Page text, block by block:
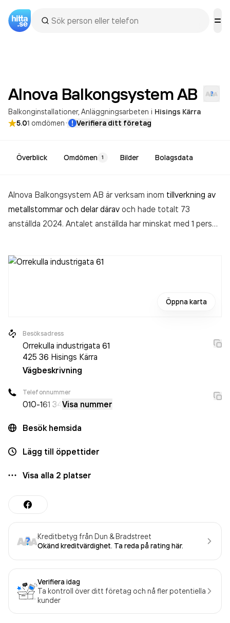
Alnova BalkongsystemAB
Balkonginstallationer Anläggningsarbeten i Hisings Kärra
5.01 omdömen· Verifiera ditt företag
Överblick Omdömen 1 Bilder Bolagsdata
Alnova Balkongsystem AB är verksam inom tillverkning av
metallstommar och delar därav och hade totalt 73
anställda 2024. Antalet anställda har minskat med 1 person
Alnova Balkongsystem AB
Öppna karta
Besöksadress
Orrekulla industrigata 61
425 36 Hisings Kärra
Vägbeskrivning
Telefonnummer
010-161 34 Visa nummer
Besök hemsida
Lägg till öppettider
Visa alla 2 platser
Kreditbetyg från Dun & Bradstreet
Okänd kreditvärdighet. Ta reda på rating här.
Verifiera idag
Ta kontroll över ditt företag och nå fler potentiella
kunder